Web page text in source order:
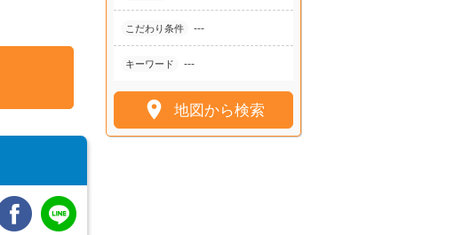
こだわり条件 ---
キーワード ---
 地図から検索